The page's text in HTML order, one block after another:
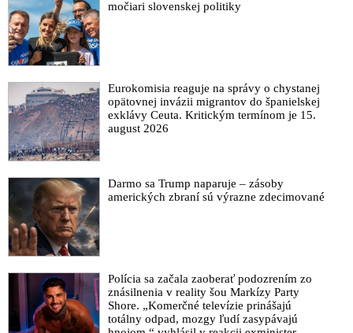
Sudca JUDr. Peter Šamko o továrni na výrobu kajúcnikov
alebo priznanie obvineného ako cieľ snaženia v trestnom
procese
Súdruh Mazák slúžil každému režimu. Tak prečo nie aj režimu
pomätenca z Trnavy?
Šeliga s Dostálom útočia na Žilinku za to, že si generálny
prokurátor dovolil riešiť Lipšica disciplinárkou pre jeho
politizáciu špeciálnej prokuratúry
Lipšic napriek disciplinárke naďalej robí vo svojom úrade
NAKA
Generálny prokurátor Žilinka podal návrh na disciplinárne
stíhanie špeciálneho prokurátora Lipšica
Občianske združenie „ZA DEMOKRACIU A PRÁVNY
okamžité prešetrenie podozrení zo zneužívania inštitútu tzv.
kajúcnikov v trestných konaniach
Fico o mediálnej cenzúre existencie Lipšicovej sekty,
močiari slovenskej politiky
Eurokomisia reaguje na správy o chystanej
opätovnej invázii migrantov do španielskej
exklávy Ceuta. Kritickým termínom je 15.
august 2026
Darmo sa Trump naparuje – zásoby
amerických zbraní sú výrazne zdecimované
Polícia sa začala zaoberať podozrením zo
znásilnenia v reality šou Markízy Party
Shore. „Komerčné televízie prinášajú
totálny odpad, mozgy ľudí zasypávajú